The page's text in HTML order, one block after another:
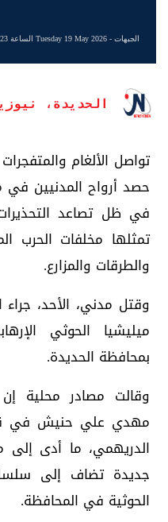
الجبهات- Tuesday 19 May 2026 الساعة 04:23 pm
الحديدة،
تواصل الألغام
حصد أرواح المدنيين في
في ظل تصاعد
تمثلها مخلفات الحرب
والطرقات والمزارع.
وقتل مدني، الأحد،
ميليشيا الحوثي
بمحافظة الحديدة.
وقالت مصادر محلية إن
مهدي علي حنيش في
الدريهمي، ما أدى إلى
جديدة تضاف إلى
الحوثية في المحافظة.